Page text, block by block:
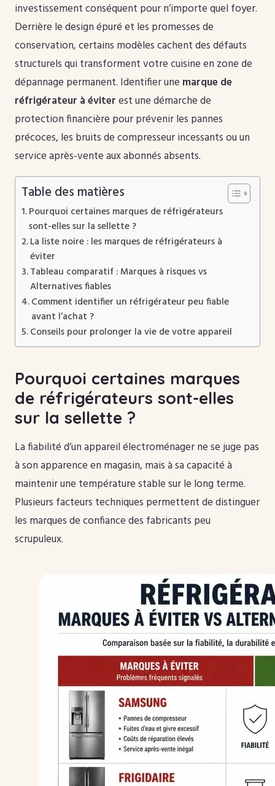
investissement conséquent pour n’importe quel foyer.
Derrière le design épuré et les promesses de
conservation, certains modèles cachent des défauts
structurels qui transforment votre cuisine en zone de
dépannage permanent. Identifier une marque de
réfrigérateur à éviterest une démarche de
protection financière pour prévenir les pannes
précoces, les bruits de compresseur incessants ou un
service après-vente aux abonnés absents.
Table des matières
Pourquoi certaines marques de réfrigérateurs
sont-elles sur la sellette ?
La liste noire : les marques de réfrigérateurs à
éviter
Tableau comparatif : Marques à risques vs
Alternatives fiables
Comment identifier un réfrigérateur peu fiable
avant l’achat ?
Conseils pour prolonger la vie de votre appareil
Pourquoi certaines marques
de réfrigérateurs sont-elles
sur la sellette ?
La fiabilité d’un appareil électroménager ne se juge pas
à son apparence en magasin, mais à sa capacité à
maintenir une température stable sur le long terme.
Plusieurs facteurs techniques permettent de distinguer
les marques de confiance des fabricants peu
scrupuleux.